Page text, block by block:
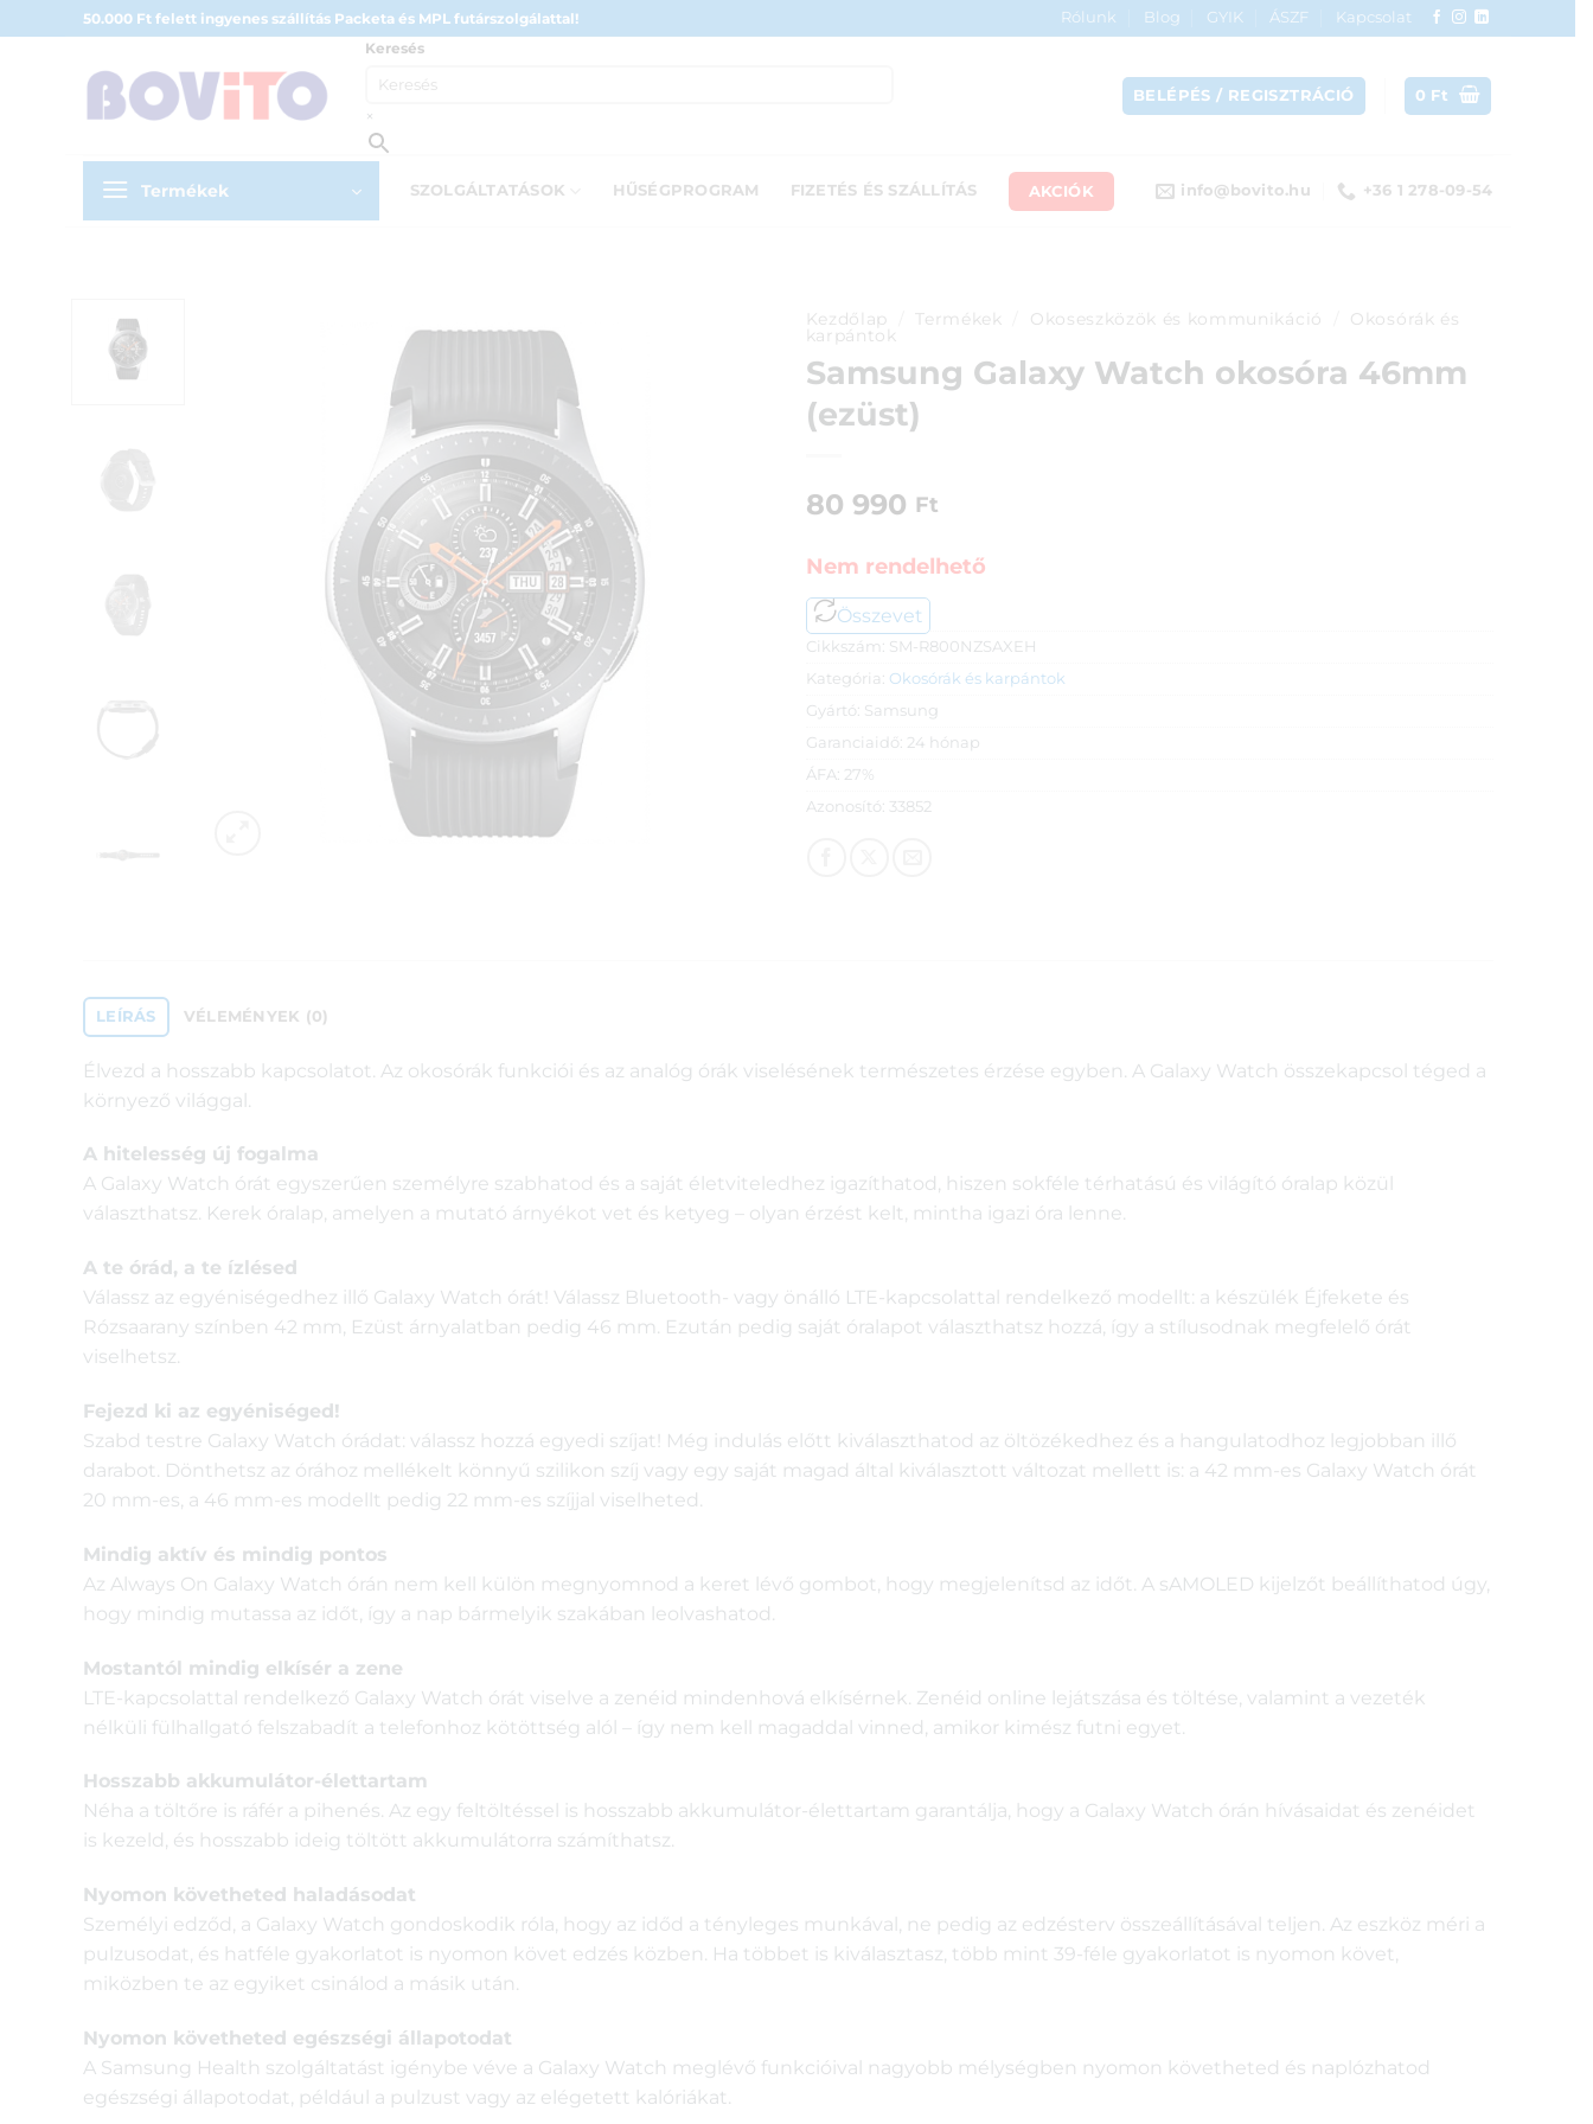
to
50.000 Ft felett ingyenes szállítás Packeta és MPL futárszolgálattal! Rólunk Blog GYIK ÁSZF
Kapcsolat
Keresés
×
BELÉPÉS / REGISZTRÁCIÓ 0 Ft
Termékek SZOLGÁLTATÁSOK HŰSÉGPROGRAM FIZETÉS ÉS SZÁLLÍTÁS AKCIÓK info@bovito.hu +36 1 278-09-54
Kezdőlap Termékek Okoseszközök és kommunikáció
Okosórák és
karpántok
Samsung Galaxy Watch okosóra 46mm
(ezüst)
80 990 Ft
Nem rendelhető
Összevet
Cikkszám: SM-R800NZSAXEH
Kategória: Okosórák és karpántok
Gyártó: Samsung
Garanciaidő: 24 hónap
ÁFA: 27%
Azonosító: 33852
LEÍRÁS VÉLEMÉNYEK (0)
Élvezd a hosszabb kapcsolatot. Az okosórák funkciói és az analóg órák viselésének természetes érzése egyben. A Galaxy Watch összekapcsol téged a
környező világgal.
A hitelesség új fogalma
A Galaxy Watch órát egyszerűen személyre szabhatod és a saját életviteledhez igazíthatod, hiszen sokféle térhatású és világító óralap közül
választhatsz. Kerek óralap, amelyen a mutató árnyékot vet és ketyeg – olyan érzést kelt, mintha igazi óra lenne.
A te órád, a te ízlésed
Válassz az egyéniségedhez illő Galaxy Watch órát! Válassz Bluetooth- vagy önálló LTE-kapcsolattal rendelkező modellt: a készülék Éjfekete és
Rózsaarany színben 42 mm, Ezüst árnyalatban pedig 46 mm. Ezután pedig saját óralapot választhatsz hozzá, így a stílusodnak megfelelő órát
viselhetsz.
Fejezd ki az egyéniséged!
Szabd testre Galaxy Watch órádat: válassz hozzá egyedi szíjat! Még indulás előtt kiválaszthatod az öltözékedhez és a hangulatodhoz legjobban illő
darabot. Dönthetsz az órához mellékelt könnyű szilikon szíj vagy egy saját magad által kiválasztott változat mellett is: a 42 mm-es Galaxy Watch órát
20 mm-es, a 46 mm-es modellt pedig 22 mm-es szíjjal viselheted.
Mindig aktív és mindig pontos
Az Always On Galaxy Watch órán nem kell külön megnyomnod a keret lévő gombot, hogy megjelenítsd az időt. A sAMOLED kijelzőt beállíthatod úgy,
hogy mindig mutassa az időt, így a nap bármelyik szakában leolvashatod.
Mostantól mindig elkísér a zene
LTE-kapcsolattal rendelkező Galaxy Watch órát viselve a zenéid mindenhová elkísérnek. Zenéid online lejátszása és töltése, valamint a vezeték
nélküli fülhallgató felszabadít a telefonhoz kötöttség alól – így nem kell magaddal vinned, amikor kimész futni egyet.
Hosszabb akkumulátor-élettartam
Néha a töltőre is ráfér a pihenés. Az egy feltöltéssel is hosszabb akkumulátor-élettartam garantálja, hogy a Galaxy Watch órán hívásaidat és zenéidet
is kezeld, és hosszabb ideig töltött akkumulátorra számíthatsz.
Nyomon követheted haladásodat
Személyi edződ, a Galaxy Watch gondoskodik róla, hogy az időd a tényleges munkával, ne pedig az edzésterv összeállításával teljen. Az eszköz méri a
pulzusodat, és hatféle gyakorlatot is nyomon követ edzés közben. Ha többet is kiválasztasz, több mint 39-féle gyakorlatot is nyomon követ,
miközben te az egyiket csinálod a másik után.
Nyomon követheted egészségi állapotodat
A Samsung Health szolgáltatást igénybe véve a Galaxy Watch meglévő funkcióival nagyobb mélységben nyomon követheted és naplózhatod
egészségi állapotodat, például a pulzust vagy az elégetett kalóriákat.